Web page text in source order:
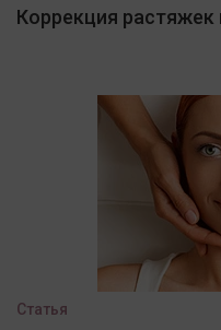
Коррекция
Статья